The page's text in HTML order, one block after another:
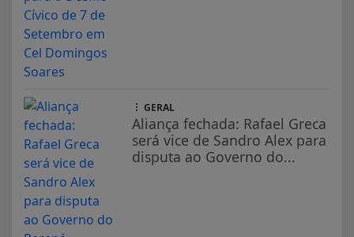
GERAL
Aliança fechada: Rafael Greca
será vice de Sandro Alex para
disputa ao Governo do...